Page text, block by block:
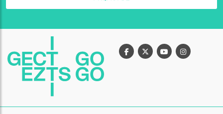
Facebook
X YoutubeInstagram